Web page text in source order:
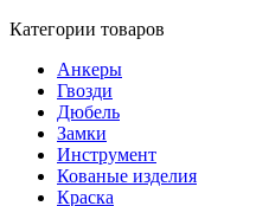
Категории товаров
Анкеры
Гвозди
Дюбель
Замки
Инструмент
Кованые изделия
Краска